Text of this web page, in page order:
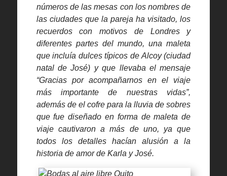
números de las mesas con los nombres de
las ciudades que la pareja ha visitado, los
recuerdos con motivos de Londres y
diferentes partes del mundo, una maleta
que incluía dulces típicos de Alcoy (ciudad
natal de José) y que llevaba el mensaje
“Gracias por acompañarnos en el viaje
más importante de nuestras vidas”,
además de el cofre para la lluvia de sobres
que fue diseñado en forma de maleta de
viaje cautivaron a más de uno, ya que
todos los detalles hacían alusión a la
historia de amor de Karla y José.